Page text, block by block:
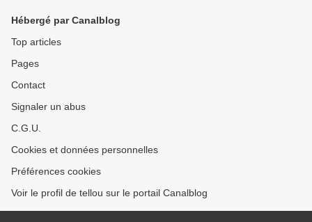
Hébergé par Canalblog
Top articles
Pages
Contact
Signaler un abus
C.G.U.
Cookies et données personnelles
Préférences cookies
Voir le profil de tellou sur le portail Canalblog